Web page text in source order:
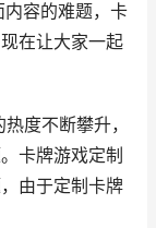
容的难题，卡
在让大家一起
度不断攀升，
卡牌游戏定制
由于定制卡牌